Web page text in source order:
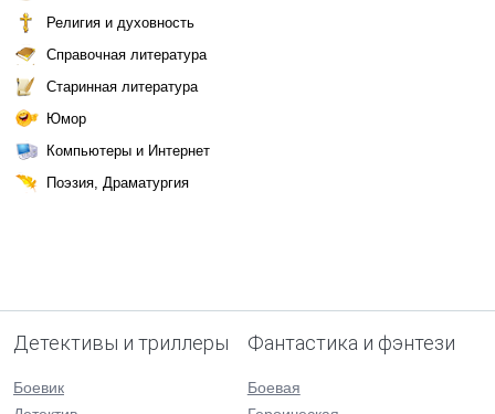
Религия и духовность
Справочная литература
Старинная литература
Юмор
Компьютеры и Интернет
Поэзия, Драматургия
Детективы и триллеры
Боевик
Фантастика и фэнтези
Боевая